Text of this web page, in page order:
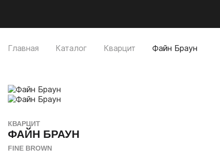
Главная Каталог Кварцит Файн Браун
КВАРЦИТ
ФАЙН БРАУН
FINE BROWN